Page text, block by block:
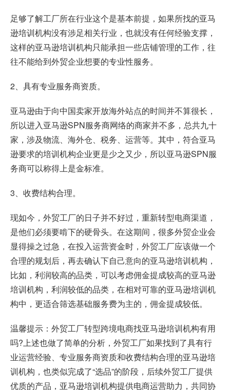
足够了解工厂所在行业这个是基本前提，如果所找的亚马
逊培训机构没有涉足相关行业，也就没有任何经验支撑，
这样的亚马逊培训机构只能承担一些店铺管理的工作，往
往不能给到外贸企业想要的专业性服务。
2、具有专业服务商资质。
亚马逊由于向中国卖家开放海外站点的时间并不算很长，
所以进入亚马逊SPN服务商网络的商家并不多，总共九十
家，涉及物流、海外仓、税务、运营等。其中，符合亚马
逊要求的培训机构企业更是少之又少，所以亚马逊SPN服
务商可以称得上是金标准。
3、收费结构合理。
现如今，外贸工厂的日子并不好过，重新转型电商渠道，
是他们必须要啃下的硬骨头。在这期间，很多外贸企业会
显得操之过急，在投入运营资金时，外贸工厂应该做一个
合理的规划后，再去确认下自己意向的亚马逊培训机构，
比如，利润较高的品类，可以考虑佣金提成较高的亚马逊
培训机构，利润较低的品类，在相对可靠的亚马逊培训机
构中，更适合筛选基础服务费为主的，佣金提成较低。
温馨提示：外贸工厂转型跨境电商找亚马逊培训机构有用
吗?上述也做了简单的分析，外贸工厂如果找到了具有行
业运营经验、专业服务商资质和收费结构合理的亚马逊培
训机构，也类似完成了“选品”的阶段，后续外贸工厂提供
优质的产品，亚马逊培训机构提供电商运营助力，共同协